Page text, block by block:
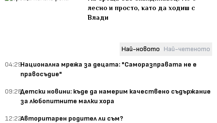
лесно и просто, като да ходиш с
Влади
Най-новото Най-четеното
04:29Национална мрежа за децата: "Саморазправата не е
правосъдие"
09:28Детски новини: къде да намерим качествено съдържание
за любопитните малки хора
12:22Авторитарен родител ли съм?